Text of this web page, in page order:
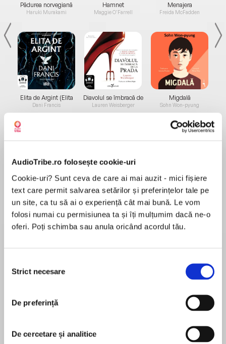
AudioTribe.ro folosește cookie-uri
Cookie-uri? Sunt ceva de care ai mai auzit - mici fișiere
text care permit salvarea setărilor și preferințelor tale pe
un site, ca tu să ai o experiență cât mai bună. Le vom
folosi numai cu permisiunea ta și îți mulțumim dacă ne-o
oferi. Poți schimba sau anula oricând acordul tău.
consimțământului
Strict necesare
De preferință
De cercetare și analitice
Pădurea norvegiană
Haruki Murakami
Elita de Argint (Elita
de...
Dani Francis
Hamnet
Maggie O'Farrell
Diavolul se îmbracă de
la...
Lauren Weisberger
Menajera
Freida McFadden
Migdală
Sohn Won-pyung
Desprecarte
"[A] transcendent study of the street children of
Lusaka, Zambia… Fans of Behind the Beautiful
Forevers and Strength in What Remains will
flock to this riveting and deeply reported
portrait of life on the margins." —Publishers
Based on years of investigative reporting and
unprecedented fieldwork, Walking the
unforgettable characters: Lusabilo, a
determined waste picker; Kapula, a burned-out
brothel worker; Moonga, a former rock crusher
turned beggar; and Timo, an ambitious gang
pentru această carte
Chris Lockhart has a PhD in medical anthropology
and UC Berkeley and is the coauthor of Tupa